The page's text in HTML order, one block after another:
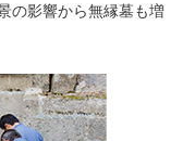
の影響から無縁墓も増